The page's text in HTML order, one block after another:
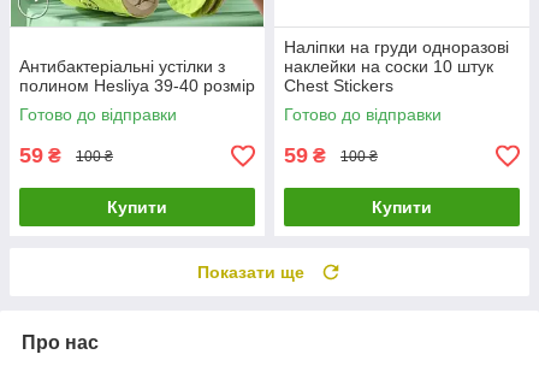
Антибактеріальні устілки з
полином Hesliya 39-40 розмір
Готово до відправки
59 ₴ 100 ₴
Купити
Наліпки на груди одноразові
наклейки на соски 10 штук
Chest Stickers
Готово до відправки
59 ₴ 100 ₴
Купити
Показати ще
Про нас